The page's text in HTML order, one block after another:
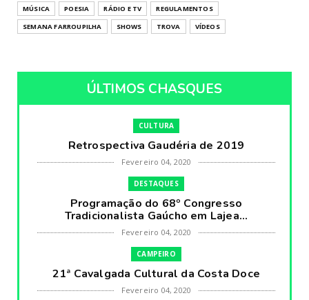
MÚSICA
POESIA RÁDIO E TV
REGULAMENTOS
SEMANA FARROUPILHA
SHOWS TROVA VÍDEOS
ÚLTIMOS CHASQUES
CULTURA
Retrospectiva Gaudéria de 2019
Fevereiro 04, 2020
DESTAQUES
Programação do 68º Congresso
Tradicionalista Gaúcho em Lajea...
Fevereiro 04, 2020
CAMPEIRO
21ª Cavalgada Cultural da Costa Doce
Fevereiro 04, 2020